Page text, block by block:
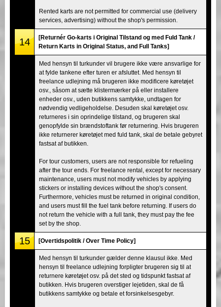
Rented karts are not permitted for commercial use (delivery
services, advertising) without the shop's permission.
14
[Returnér Go-karts i Original Tilstand og med Fuld Tank /
Return Karts in Original Status, and Full Tanks]
Med hensyn til turkunder vil brugere ikke være ansvarlige for
at fylde tankene efter turen er afsluttet. Med hensyn til
freelance udlejning må brugeren ikke modificere køretøjet
osv., såsom at sætte klistermærker på eller installere
enheder osv., uden butikkens samtykke, undtagen for
nødvendig vedligeholdelse. Desuden skal køretøjet osv.
returneres i sin oprindelige tilstand, og brugeren skal
genopfylde sin brændstoftank før returnering. Hvis brugeren
ikke returnerer køretøjet med fuld tank, skal de betale gebyret
fastsat af butikken.
For tour customers, users are not responsible for refueling
after the tour ends. For freelance rental, except for necessary
maintenance, users must not modify vehicles by applying
stickers or installing devices without the shop's consent.
Furthermore, vehicles must be returned in original condition,
and users must fill the fuel tank before returning. If users do
not return the vehicle with a full tank, they must pay the fee
set by the shop.
15 [Overtidspolitik / Over Time Policy]
Med hensyn til turkunder gælder denne klausul ikke. Med
hensyn til freelance udlejning forpligter brugeren sig til at
returnere køretøjet osv. på det sted og tidspunkt fastsat af
butikken. Hvis brugeren overstiger lejetiden, skal de få
butikkens samtykke og betale et forsinkelsesgebyr.